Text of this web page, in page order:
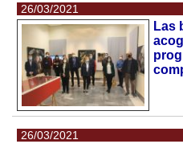
26/03/2021
Las
26/03/2021